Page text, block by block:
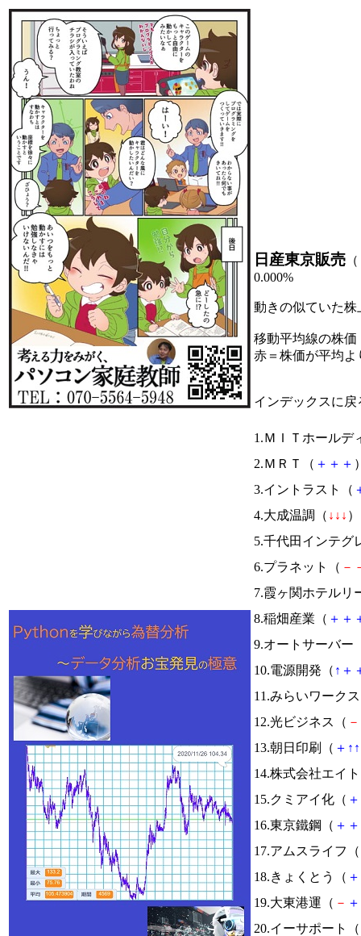
日産東京販売 （
0.000%
動きの似ていた
移動平均線の株価
赤＝株価が平均
インデックスに戻
1.ＭＩＴホールデ
2.ＭＲＴ（ ＋ ＋ ＋
3.イントラスト（
4.大成温調（ ↓ ↓ ↓
5.千代田インテグ
6.プラネット（ －
7.霞ヶ関ホテルリ
8.稲畑産業（ ＋ ＋
9.オートサーバー
10.電源開発（ ↑ ＋
11.みらいワーク
12.光ビジネス（ －
13.朝日印刷（ ＋ ↑ ↑
14.株式会社エイ
15.クミアイ化（ ＋
16.東京鐵鋼（ ＋ ＋
17.アムスライフ（
18.きょくとう（ ＋
19.大東港運（ － ＋
20.イーサポート（